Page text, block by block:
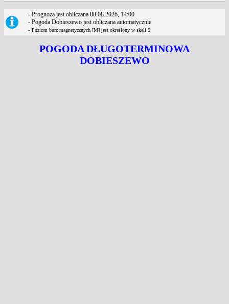
- Prognoza jest obliczana 08.08.2026, 14:00
- Pogoda Dobieszewo jest obliczana automatycznie
- Poziom burz magnetycznych [M] jest określony w skali 5
POGODA DŁUGOTERMINOWA
DOBIESZEWO